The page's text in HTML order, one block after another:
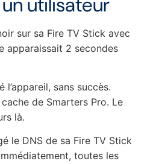
sur sa Fire TV Stick avec
apparaissait 2 secondes
l’appareil, sans succès.
de Smarters Pro. Le
là.
le DNS de sa Fire TV Stick
toutes les